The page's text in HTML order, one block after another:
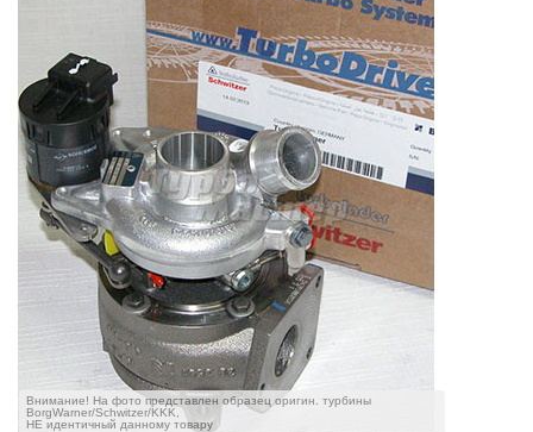
Внимание! На фото представлен образец оригин. турбины
BorgWarner/Schwitzer/KKK,
НЕ идентичный данному товару